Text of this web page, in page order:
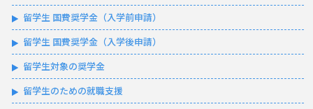
留学生 国費奨学金（入学前申請）
留学生 国費奨学金（入学後申請）
留学生対象の奨学金
留学生のための就職支援